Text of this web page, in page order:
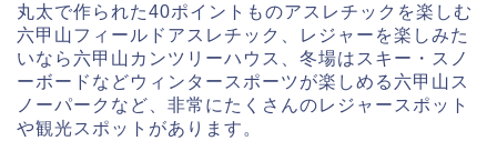
丸太で作られた40ポイントものアスレチックを楽しむ
六甲山フィールドアスレチック、レジャーを楽しみた
いなら六甲山カンツリーハウス、冬場はスキー・スノ
ーボードなどウィンタースポーツが楽しめる六甲山ス
ノーパークなど、非常にたくさんのレジャースポット
や観光スポットがあります。